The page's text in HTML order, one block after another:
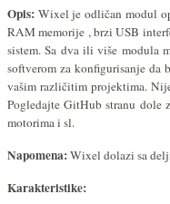
Opis: Wixel je odličan modul
RAM memorije , brzi USB
sistem. Sa dva ili više modula
softverom za konfigurisanje
vašim različitim projektima.
Pogledajte GitHub stranu dole
motorima i sl.
Napomena:Wixel dolazi sa
Karakteristike: